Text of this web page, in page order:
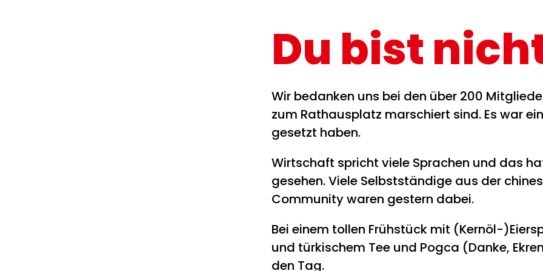
Du bist
Wir bedanken uns bei den über 200
zum Rathausplatz marschiert sind. Es war
gesetzt haben.
Wirtschaft spricht viele Sprachen und das
gesehen. Viele Selbstständige aus der
Community waren gestern dabei.
Bei einem tollen Frühstück mit (Kernöl-
und türkischem Tee und Pogca (Danke,
den Tag.